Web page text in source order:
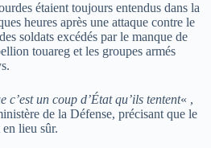
étaient toujours entendus dans la
heures après une attaque contre le
soldats excédés par le manque de
touareg et les groupes armés
c’est un coup d’État qu’ils tentent« ,
de la Défense, précisant que le
lieu sûr.